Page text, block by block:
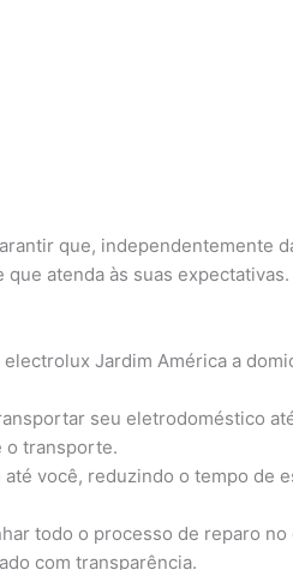
que, independentemente
atenda às suas expectativas.
Jardim América a
seu eletrodoméstico
o transporte.
você, reduzindo o tempo de
todo o processo de reparo
com transparência.